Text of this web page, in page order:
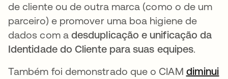
de cliente ou de outra marca (como o de um
parceiro) e promover uma boa higiene de
dados com a desduplicação e unificação da
Identidade do Cliente para suas equipes.
Também foi demonstrado que o CIAM diminui